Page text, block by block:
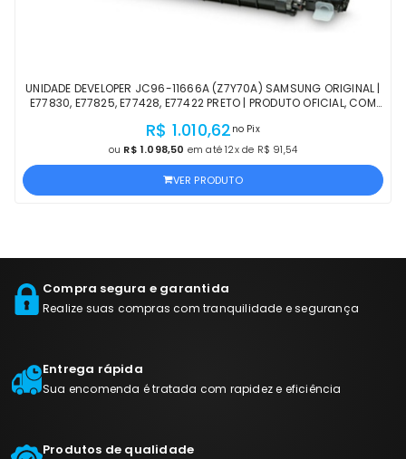
UNIDADE DEVELOPER JC96-11666A (Z7Y70A) SAMSUNG ORIGINAL |
E77830, E77825, E77428, E77422 PRETO | PRODUTO OFICIAL, COM
R$ 1.010,62 no Pix
ou R$ 1.098,50 em até 12x de R$ 91,54
VER PRODUTO
Compra segura e garantida
Realize suas compras com tranquilidade e segurança
Entrega rápida
Sua encomenda é tratada com rapidez e eficiência
Produtos de qualidade